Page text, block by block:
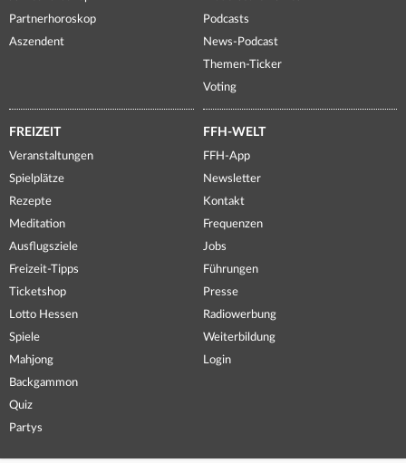
Partnerhoroskop
Aszendent
Podcasts
News-Podcast
Themen-Ticker
Voting
FREIZEIT
Veranstaltungen
Spielplätze
Rezepte
Meditation
Ausflugsziele
Freizeit-Tipps
Ticketshop
Lotto Hessen
Spiele
Mahjong
Backgammon
Quiz
Partys
FFH-WELT
FFH-App
Newsletter
Kontakt
Frequenzen
Jobs
Führungen
Presse
Radiowerbung
Weiterbildung
Login